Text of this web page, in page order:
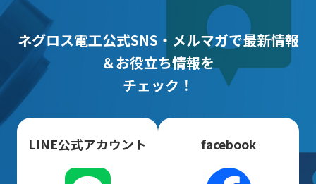
ネグロス電工公式SNS・メルマガで最新情報
＆お役立ち情報を
チェック！
LINE公式アカウント facebook